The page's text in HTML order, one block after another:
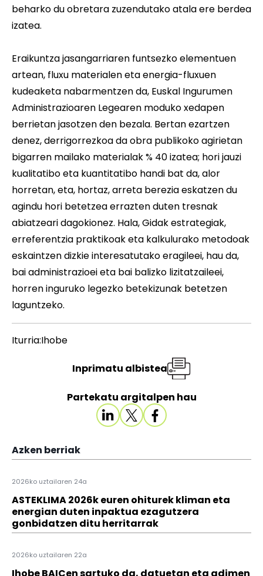
beharko du obretara zuzendutako atala ere berdea
izatea.
Eraikuntza jasangarriaren funtsezko elementuen
artean, fluxu materialen eta energia-fluxuen
kudeaketa nabarmentzen da, Euskal Ingurumen
Administrazioaren Legearen moduko xedapen
berrietan jasotzen den bezala. Bertan ezartzen
denez, derrigorrezkoa da obra publikoko agirietan
bigarren mailako materialak % 40 izatea; hori jauzi
kualitatibo eta kuantitatibo handi bat da, alor
horretan, eta, hortaz, arreta berezia eskatzen du
agindu hori betetzea errazten duten tresnak
abiatzeari dagokionez. Hala, Gidak estrategiak,
erreferentzia praktikoak eta kalkulurako metodoak
eskaintzen dizkie interesatutako eragileei, hau da,
bai administrazioei eta bai balizko lizitatzaileei,
horren inguruko legezko betekizunak betetzen
laguntzeko.
Iturria:Ihobe
Partekatu argitalpen hau
Inprimatu albistea
Azken berriak
2026ko uztailaren 24a
ASTEKLIMA 2026k euren ohiturek kliman eta
energian duten inpaktua ezagutzera
gonbidatzen ditu herritarrak
2026ko uztailaren 22a